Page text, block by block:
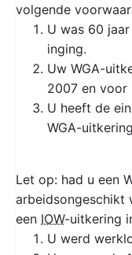
volgende
U was 60
inging.
Uw WGA-
2007 en voor
U heeft de
WGA-
Let op: had u een
arbeidsongeschikt
een IOW-uitkering
U werd